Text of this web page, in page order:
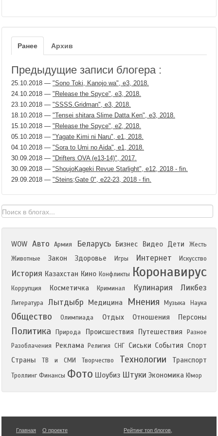
Ранее Архив
Предыдущие записи блогера :
25.10.2018 — "Sono Toki, Kanojo wa", е3, 2018.
24.10.2018 — "Release the Spyce", е3, 2018.
23.10.2018 — "SSSS.Gridman", е3, 2018.
18.10.2018 — "Tensei shitara Slime Datta Ken", е3, 2018.
15.10.2018 — "Release the Spyce", е2, 2018.
05.10.2018 — "Yagate Kimi ni Naru", е1, 2018.
04.10.2018 — "Sora to Umi no Aida", е1, 2018.
30.09.2018 — "Drifters OVA (e13-14)", 2017.
30.09.2018 — "ShoujoKageki Revue Starlight", е12, 2018 - fin.
29.09.2018 — "Steins;Gate 0", е22-23, 2018 - fin.
WOW Авто Армия Беларусь Бизнес Видео Дети
Жесть
Животные
Закон Здоровье Игры Интернет Искусство
История Казахстан Кино Конфликты Коронавирус
Коррупция Косметичка Криминал Кулинария Ликбез
Литература Лытдыбр Медицина Мнения Музыка Наука
Общество Олимпиада Отдых Отношения Персоны
Политика Природа Происшествия Путешествия
Разное
Разоблачения
Реклама Религия СНГ Сиськи События Спорт
Страны
ТВ и СМИ Творчество Технологии Транспорт
Троллинг Финансы Фото Шоубиз Штуки Экономика Юмор
Главная
О проекте
Рейтинг топ блогов